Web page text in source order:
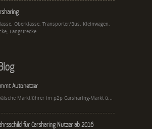
Oberklasse, Transporter/Bus, Kleinwagen,
Langstrecke
Autonetzer
Marktführer im p2p Carsharing-Markt ü...
für Carsharing Nutzer ab 2016